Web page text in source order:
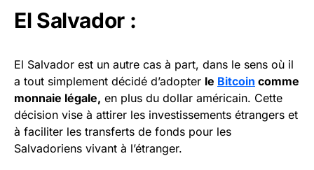
El Salvador :
El Salvador est un autre cas à part, dans le sens où il
a tout simplement décidé d’adopter le Bitcoin comme
monnaie légale, en plus du dollar américain. Cette
décision vise à attirer les investissements étrangers et
à faciliter les transferts de fonds pour les
Salvadoriens vivant à l’étranger.